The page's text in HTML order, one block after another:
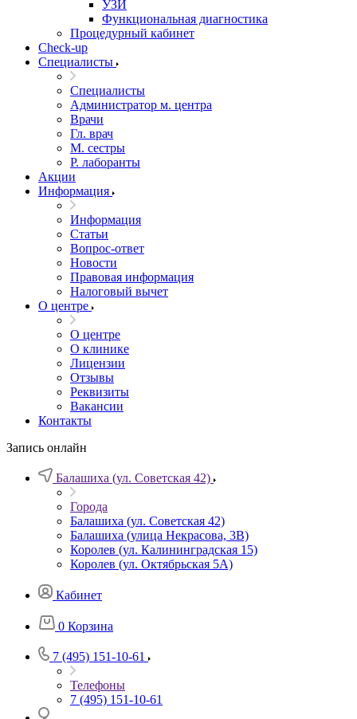
УЗИ
Функциональная диагностика
Процедурный кабинет
Cheсk-up
Специалисты
Специалисты
Администратор м. центра
Врачи
Гл. врач
М. сестры
Р. лаборанты
Акции
Информация
Информация
Статьи
Вопрос-ответ
Новости
Правовая информация
Налоговый вычет
О центре
О центре
О клинике
Лицензии
Отзывы
Реквизиты
Вакансии
Контакты
Запись онлайн
Балашиха (ул. Советская 42)
Города
Балашиха (ул. Советская 42)
Балашиха (улица Некрасова, 3В)
Королев (ул. Калининградская 15)
Королев (ул. Октябрьская 5А)
Кабинет
0 Корзина
7 (495) 151-10-61
Телефоны
7 (495) 151-10-61